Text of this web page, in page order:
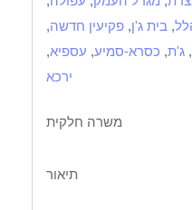
, בית ג'ן, פקיעין חדשה,
, ג'ת, כסרא-סמיע, עספיא,
ירכא
משרה חלקית
תיאור